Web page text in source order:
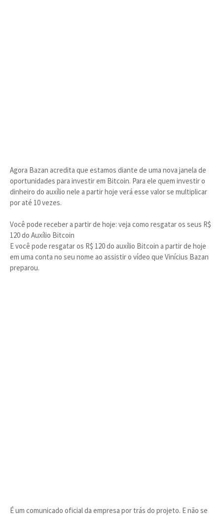
Agora Bazan acredita que estamos diante de uma nova janela de
oportunidades para investir em Bitcoin. Para ele quem investir o
dinheiro do auxílio nele a partir hoje verá esse valor se multiplicar
por até 10 vezes.
Você pode receber a partir de hoje: veja como resgatar os seus R$
120 do Auxílio Bitcoin
E você pode resgatar os R$ 120 do auxílio Bitcoin a partir de hoje
em uma conta no seu nome ao assistir o vídeo que Vinícius Bazan
preparou.
É um comunicado oficial da empresa por trás do projeto. E não se